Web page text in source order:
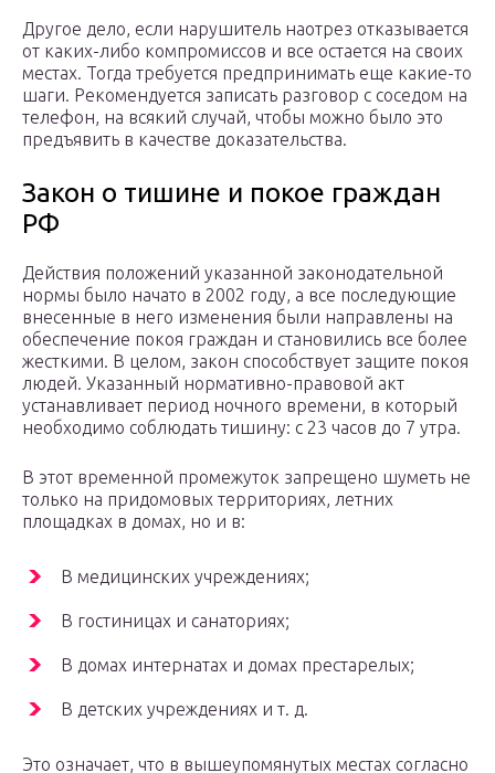
Другое дело, если нарушитель наотрез отказывается
от каких-либо компромиссов и все остается на своих
местах. Тогда требуется предпринимать еще какие-то
шаги. Рекомендуется записать разговор с соседом на
телефон, на всякий случай, чтобы можно было это
предъявить в качестве доказательства.
Закон о тишине и покое граждан
РФ
Действия положений указанной законодательной
нормы было начато в 2002 году, а все последующие
внесенные в него изменения были направлены на
обеспечение покоя граждан и становились все более
жесткими. В целом, закон способствует защите покоя
людей. Указанный нормативно-правовой акт
устанавливает период ночного времени, в который
необходимо соблюдать тишину: с 23 часов до 7 утра.
В этот временной промежуток запрещено шуметь не
только на придомовых территориях, летних
площадках в домах, но и в:
В медицинских учреждениях;
В гостиницах и санаториях;
В домах интернатах и домах престарелых;
В детских учреждениях и т. д.
Это означает, что в вышеупомянутых местах согласно